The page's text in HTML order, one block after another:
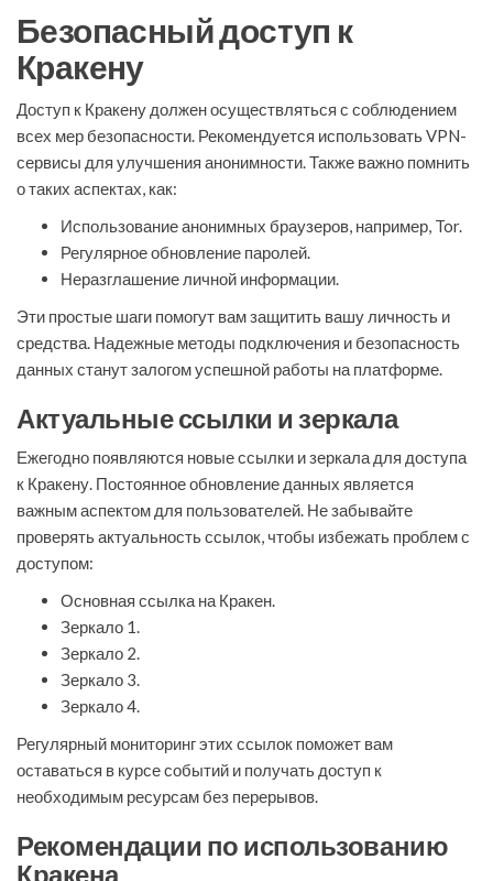
Безопасный доступ к
Кракену
Доступ к Кракену должен осуществляться с соблюдением
всех мер безопасности. Рекомендуется использовать VPN-
сервисы для улучшения анонимности. Также важно помнить
о таких аспектах, как:
Использование анонимных браузеров, например, Tor.
Регулярное обновление паролей.
Неразглашение личной информации.
Эти простые шаги помогут вам защитить вашу личность и
средства. Надежные методы подключения и безопасность
данных станут залогом успешной работы на платформе.
Актуальные ссылки и зеркала
Ежегодно появляются новые ссылки и зеркала для доступа
к Кракену. Постоянное обновление данных является
важным аспектом для пользователей. Не забывайте
проверять актуальность ссылок, чтобы избежать проблем с
доступом:
Основная ссылка на Кракен.
Зеркало 1.
Зеркало 2.
Зеркало 3.
Зеркало 4.
Регулярный мониторинг этих ссылок поможет вам
оставаться в курсе событий и получать доступ к
необходимым ресурсам без перерывов.
Рекомендации по использованию
Кракена